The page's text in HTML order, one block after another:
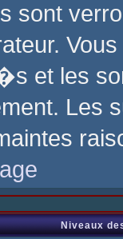
sont
et les
Les
Niveaux